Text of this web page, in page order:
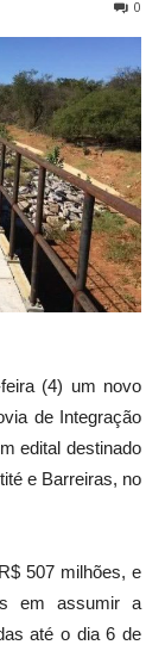
0
(4) um novo
de Integração
edital destinado
e Barreiras, no
507 milhões, e
em assumir a
até o dia 6 de